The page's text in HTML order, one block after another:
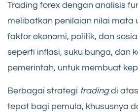
Trading forex dengan analisis
melibatkan penilaian nilai mata
faktor ekonomi, politik, dan
seperti inflasi, suku bunga, dan
pemerintah, untuk membuat
Berbagai strategi tradingdi
tepat bagi pemula, khususnya